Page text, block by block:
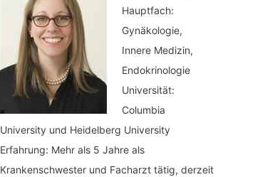
Hauptfach:
Gynäkologie,
Innere Medizin,
Endokrinologie
Universität:
Columbia
University und Heidelberg University
Erfahrung: Mehr als 5 Jahre als
Krankenschwester und Facharzt tätig, derzeit